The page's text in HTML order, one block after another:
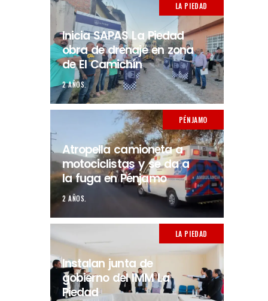
LA PIEDAD
Inicia SAPAS La Piedad
obra de drenaje en zona
de El Camichín
2 AÑOS.
PÉNJAMO
Atropella camioneta a
motociclistas y se da a
la fuga en Pénjamo
2 AÑOS.
LA PIEDAD
Instalan junta de
gobierno del IMM La
Piedad